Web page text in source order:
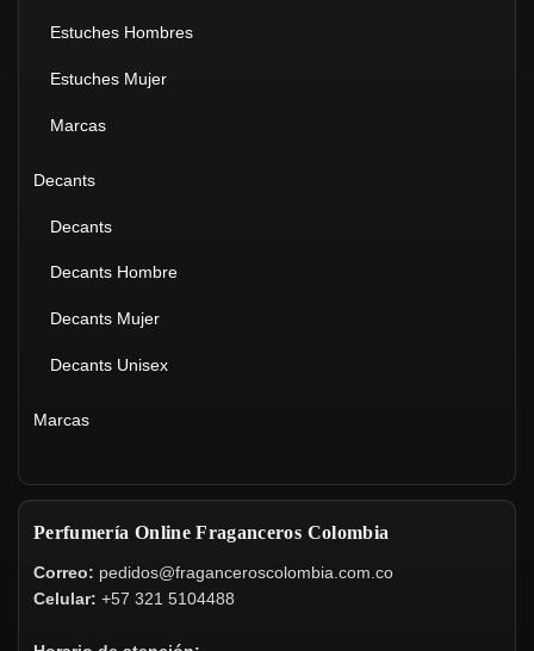
Estuches Hombres
Estuches Mujer
Marcas
Decants
Decants
Decants Hombre
Decants Mujer
Decants Unisex
Marcas
Perfumería Online Fraganceros Colombia
Correo: pedidos@fraganceroscolombia.com.co
Celular: +57 321 5104488